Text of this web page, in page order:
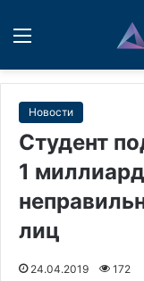
Новости
Студент
1
лиц
24.04.2019 172